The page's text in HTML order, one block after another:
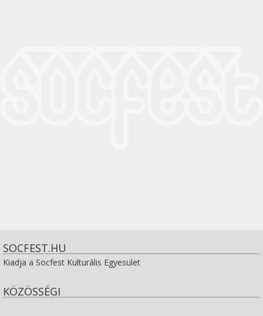
SOCFEST.HU
Kiadja a Socfest Kulturális Egyesület
KÖZÖSSÉGI